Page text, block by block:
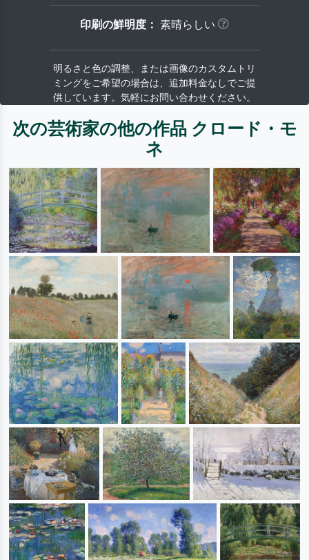
印刷の鮮明度： 素晴らしい
明るさと色の調整、または画像のカスタムトリ
ミングをご希望の場合は、追加料金なしでご提
供しています。気軽にお問い合わせください。
次の芸術家の他の作品 クロード・モ
ネ